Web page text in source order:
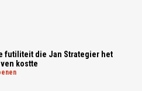
futiliteit die Jan Strategier het
kostte